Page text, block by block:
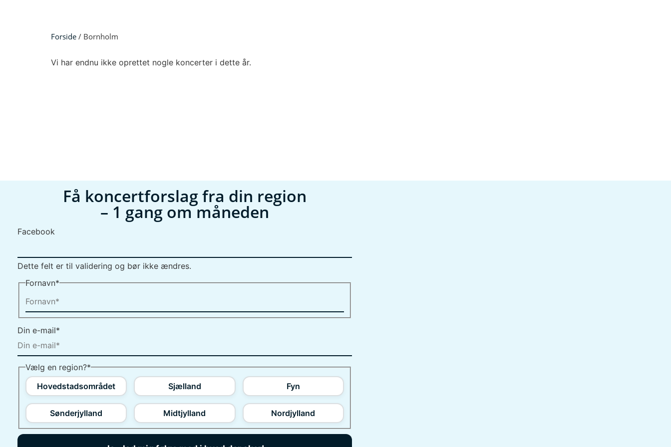
Forside / Bornholm
Vi har endnu ikke oprettet nogle koncerter i dette år.
Få koncertforslag fra din region
– 1 gang om måneden
Facebook
Dette felt er til validering og bør ikke ændres.
Fornavn*
Din e-mail*
Vælg en region?*
Hovedstadsområdet
Sjælland Fyn
Sønderjylland Midtjylland Nordjylland